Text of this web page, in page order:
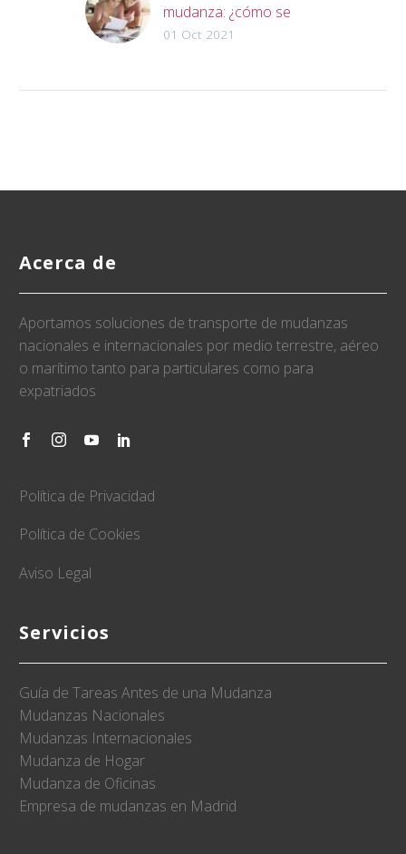
mudanza: ¿cómo se
hace?
01 Oct 2021
Acerca de
Aportamos soluciones de transporte de mudanzas
nacionales e internacionales por medio terrestre, aéreo
o marítimo tanto para particulares como para
expatriados
Política de Privacidad
Política de Cookies
Aviso Legal
Servicios
Guía de Tareas Antes de una Mudanza
Mudanzas Nacionales
Mudanzas Internacionales
Mudanza de Hogar
Mudanza de Oficinas
Empresa de mudanzas en Madrid